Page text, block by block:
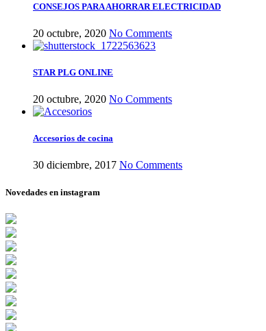
CONSEJOS PARA AHORRAR ELECTRICIDAD
20 octubre, 2020 No Comments
STAR PLG ONLINE
20 octubre, 2020 No Comments
Accesorios de cocina
30 diciembre, 2017 No Comments
Novedades en instagram